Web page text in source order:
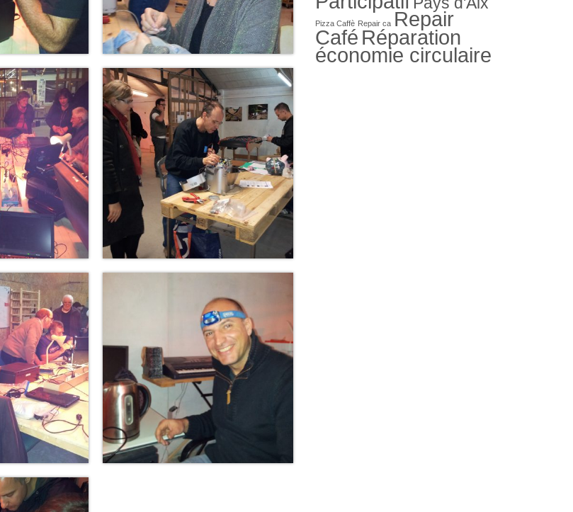
Pizza Caffè Repair ca Repair
Café Réparation
économie circulaire